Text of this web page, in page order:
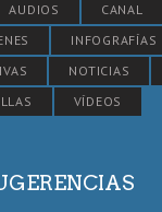
AUDIOS
CANAL
INFOGRAFÍAS
NOTICIAS
VÍDEOS